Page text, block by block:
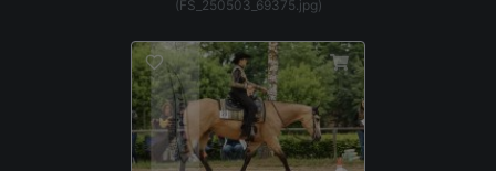
(FS_250503_69375.jpg)